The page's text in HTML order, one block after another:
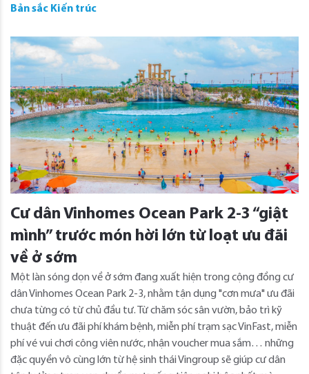
Bản sắc Kiến trúc
Cư dân Vinhomes Ocean Park 2-3 “giật
mình” trước món hời lớn từ loạt ưu đãi
về ở sớm
Một làn sóng dọn về ở sớm đang xuất hiện trong cộng đồng cư
dân Vinhomes Ocean Park 2-3, nhằm tận dụng "cơn mưa" ưu đãi
chưa từng có từ chủ đầu tư. Từ chăm sóc sân vườn, bảo trì kỹ
thuật đến ưu đãi phí khám bệnh, miễn phí trạm sạc VinFast, miễn
phí vé vui chơi công viên nước, nhận voucher mua sắm… những
đặc quyền vô cùng lớn từ hệ sinh thái Vingroup sẽ giúp cư dân